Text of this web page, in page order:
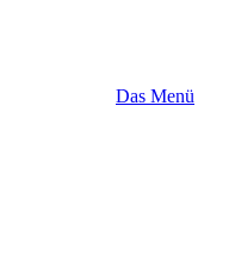
Das Menü